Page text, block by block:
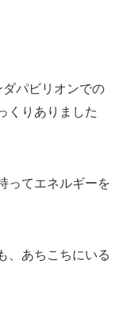
パビリオンでの
くりありました
ってエネルギーを
、あちこちにいる